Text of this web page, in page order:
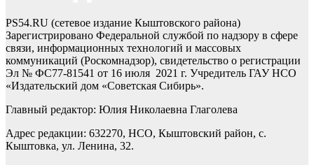
PS54.RU (сетевое издание Кыштовского района)
Зарегистрировано Федеральной службой по надзору в сфере
связи, информационных технологий и массовых
коммуникаций (Роскомнадзор), свидетельство о регистрации
Эл № ФС77-81541 от 16 июля 2021 г. Учредитель ГАУ НСО
«Издательский дом «Советская Сибирь».
Главный редактор: Юлия Николаевна Глаголева
Адрес редакции: 632270, НСО, Кыштовский район, с.
Кыштовка, ул. Ленина, 32.